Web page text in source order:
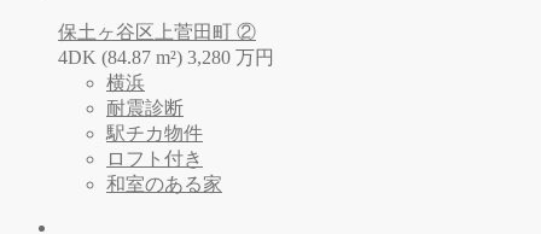
保土ヶ谷区上菅田町 ②
4DK (84.87 m²) 3,280 万円
横浜
耐震診断
駅チカ物件
ロフト付き
和室のある家